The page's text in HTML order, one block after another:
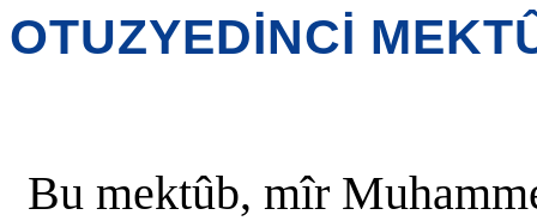
OTUZYEDİNCİ
Bu mektûb, mîr